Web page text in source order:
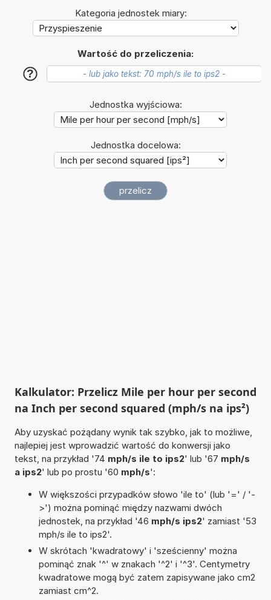
Kategoria jednostek miary:
Wartość do przeliczenia:
?
Jednostka wyjściowa:
Jednostka docelowa:
Kalkulator: Przelicz Mile per hour per second
na Inch per second squared (mph/s na ips²)
Aby uzyskać pożądany wynik tak szybko, jak to możliwe,
najlepiej jest wprowadzić wartość do konwersji jako
tekst, na przykład '74 mph/s ile to ips2' lub '67 mph/s
a ips2' lub po prostu '60 mph/s':
W większości przypadków słowo 'ile to' (lub '=' / '-
>') można pominąć między nazwami dwóch
jednostek, na przykład '46 mph/s ips2' zamiast '53
mph/s ile to ips2'.
W skrótach 'kwadratowy' i 'sześcienny' można
pominąć znak '^' w znakach '^2' i '^3'. Centymetry
kwadratowe mogą być zatem zapisywane jako cm2
zamiast cm^2.